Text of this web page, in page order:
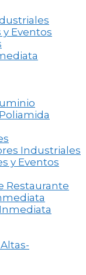
Eventos
Industriales
y Eventos
Restaurante